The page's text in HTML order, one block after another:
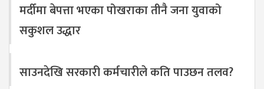
मर्दीमा बेपत्ता भएका पोखराका तीनै जना युवाको
सकुशल उद्धार
साउनदेखि सरकारी कर्मचारीले कति पाउछन तलव?